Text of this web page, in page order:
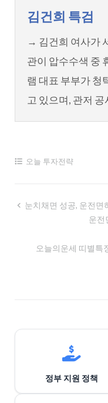
김건희 특검
→ 김건희 여사가
관이 압수수색 중
램 대표 부부가 청
고 있으며, 관저
오늘 투자전략
글눈치채면 성공, 운전면
운전
오늘의운세 띠별특
정부 지원 정책